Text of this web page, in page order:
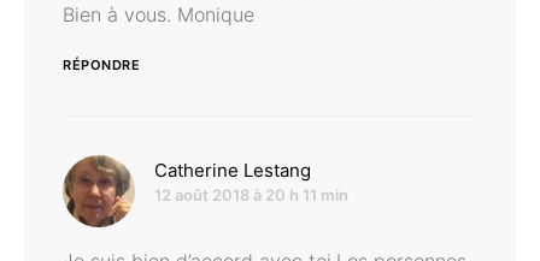
Bien à vous. Monique
RÉPONDRE
Catherine Lestang
12 août 2018 à 20 h 11 min